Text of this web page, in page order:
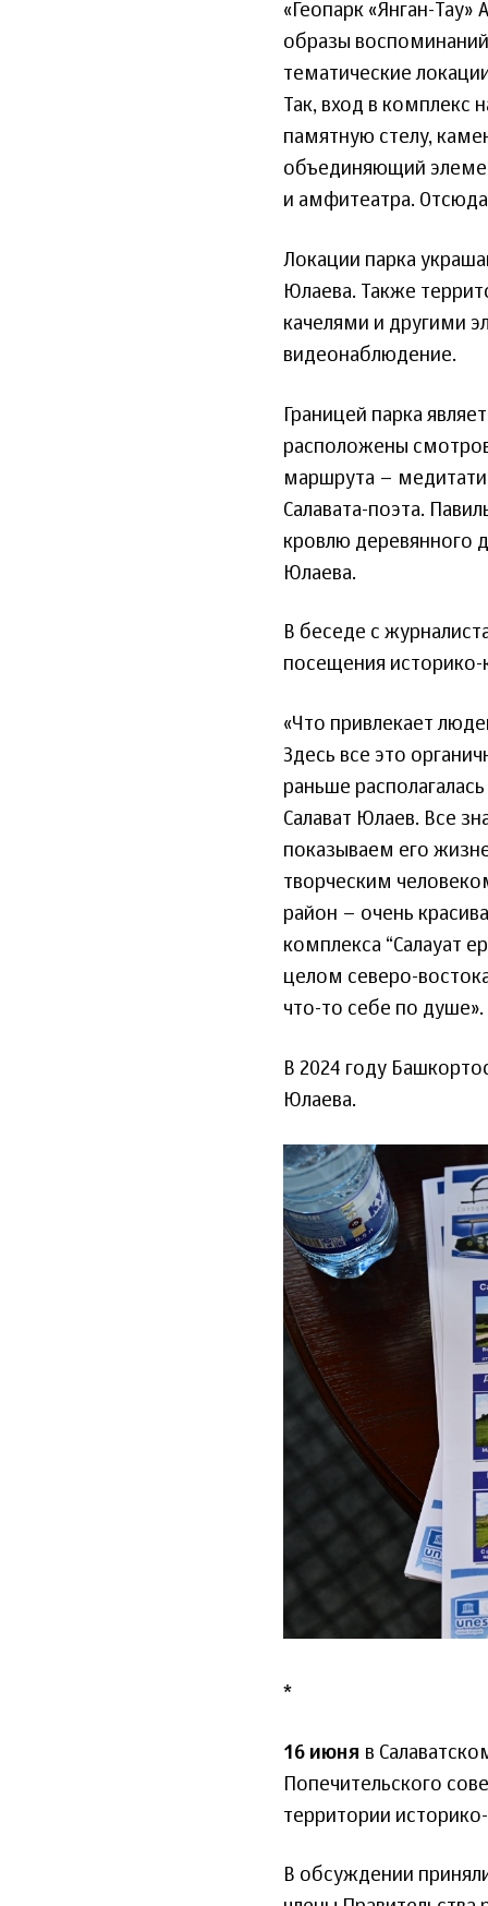
«Геопарк «Янган-Тау»
образы воспоминаний
тематические
Так, вход в комплекс
памятную стелу,
объединяющий
и амфитеатра.
Локации парка
Юлаева. Также
качелями и другими
видеонаблюдение.
Границей парка
расположены
маршрута –
Салавата-поэта.
кровлю деревянного
Юлаева.
В беседе с
посещения историко-
«Что привлекает
Здесь все это
раньше
Салават Юлаев. Все
показываем его
творческим
район – очень
комплекса “Салауат
целом северо-
что-то себе по душе».
В 2024 году
Юлаева.
*
16 июня в
Попечительского
территории
В обсуждении